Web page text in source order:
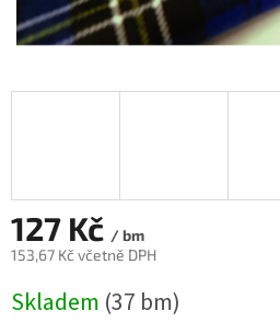
127 Kč / bm
153,67 Kč včetně DPH
cena:
Skladem (37 bm)